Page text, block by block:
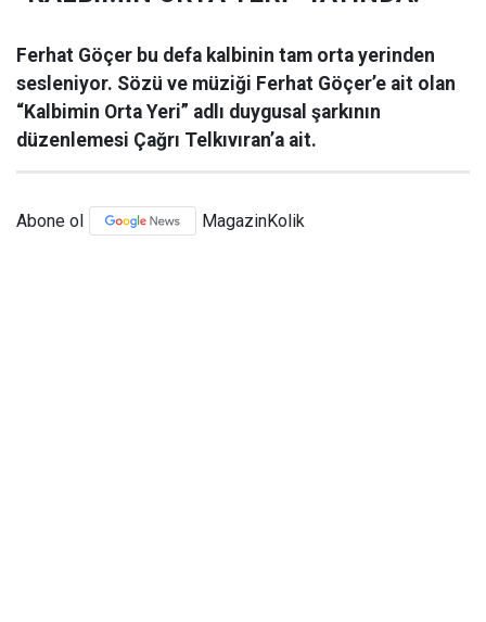
Ferhat Göçer bu defa kalbinin tam orta yerinden
sesleniyor. Sözü ve müziği Ferhat Göçer’e ait olan
“Kalbimin Orta Yeri” adlı duygusal şarkının
düzenlemesi Çağrı Telkıvıran’a ait.
Abone ol MagazinKolik